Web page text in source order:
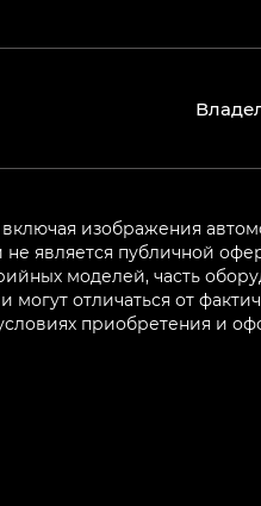
изображения
является публичной
моделей, часть
отличаться от
приобретения и